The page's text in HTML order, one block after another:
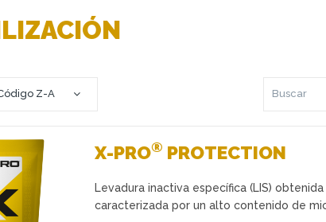
Favoritos
X-PRO® PROTECTION
Levadura inactiva específica (LIS)
caracterizada por un alto contenido de